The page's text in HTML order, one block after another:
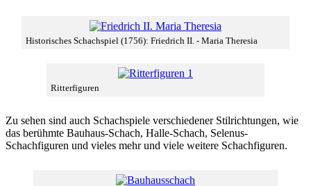
Historisches Schachspiel (1756): Friedrich II. - Maria Theresia
Ritterfiguren
Zu sehen sind auch Schachspiele verschiedener Stilrichtungen, wie
das berühmte Bauhaus-Schach, Halle-Schach, Selenus-
Schachfiguren und vieles mehr und viele weitere Schachfiguren.